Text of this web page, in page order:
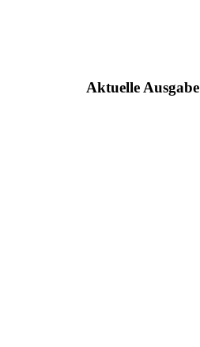
Aktuelle Ausgabe